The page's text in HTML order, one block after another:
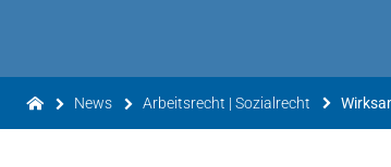
News Arbeitsrecht | Sozialrecht